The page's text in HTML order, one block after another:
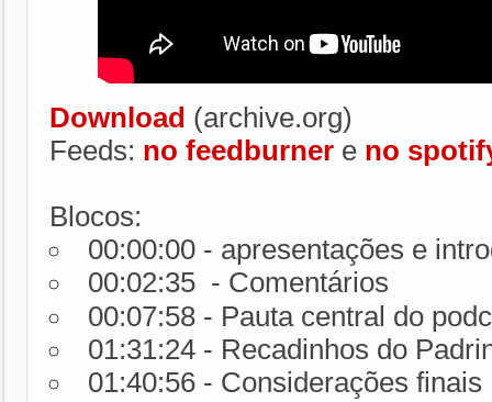
Download (archive.org)
Feeds: no feedburner e no
Blocos:
00:00:00 - apresentações e
00:02:35 - Comentários
00:07:58 - Pauta central do
01:31:24 - Recadinhos do
01:40:56 - Considerações finais